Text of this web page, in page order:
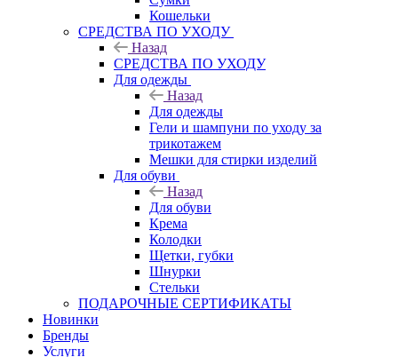
Кошельки
CРЕДСТВА ПО УХОДУ
Назад
CРЕДСТВА ПО УХОДУ
Для одежды
Назад
Для одежды
Гели и шампуни по уходу за
трикотажем
Мешки для стирки изделий
Для обуви
Назад
Для обуви
Крема
Колодки
Щетки, губки
Шнурки
Стельки
ПОДАРОЧНЫЕ СЕРТИФИКАТЫ
Новинки
Бренды
Услуги